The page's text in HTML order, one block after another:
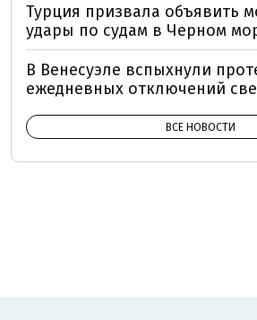
Турция призвала объявить
удары по судам в Черном
В Венесуэле вспыхнули
ежедневных отключений
ВСЕ НОВОСТИ